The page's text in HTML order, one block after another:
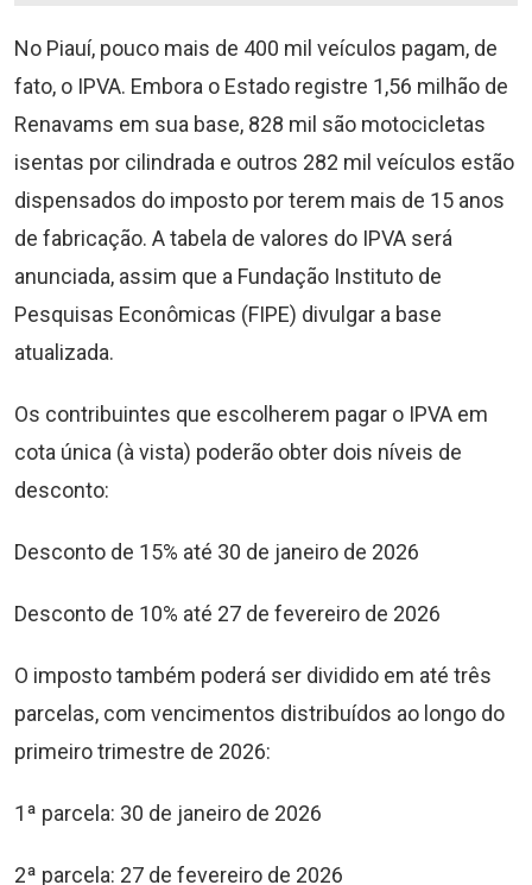
No Piauí, pouco mais de 400 mil veículos pagam, de
fato, o IPVA. Embora o Estado registre 1,56 milhão de
Renavams em sua base, 828 mil são motocicletas
isentas por cilindrada e outros 282 mil veículos estão
dispensados do imposto por terem mais de 15 anos
de fabricação. A tabela de valores do IPVA será
anunciada, assim que a Fundação Instituto de
Pesquisas Econômicas (FIPE) divulgar a base
atualizada.
Os contribuintes que escolherem pagar o IPVA em
cota única (à vista) poderão obter dois níveis de
desconto:
Desconto de 15% até 30 de janeiro de 2026
Desconto de 10% até 27 de fevereiro de 2026
O imposto também poderá ser dividido em até três
parcelas, com vencimentos distribuídos ao longo do
primeiro trimestre de 2026:
1ª parcela: 30 de janeiro de 2026
2ª parcela: 27 de fevereiro de 2026